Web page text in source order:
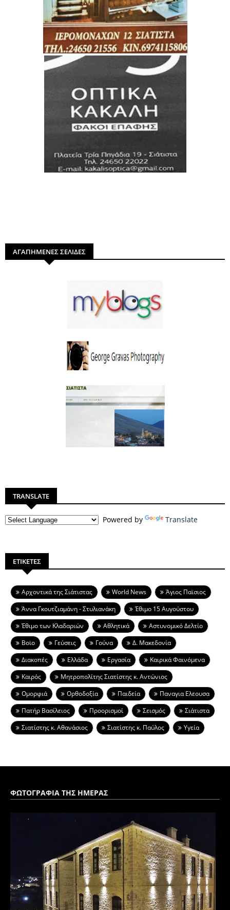
ΑΓΑΠΗΜΕΝΕΣ ΣΕΛΙΔΕΣ
TRANSLATE
Powered by Translate
ΕΤΙΚΕΤΕΣ
Aρχοντικά της Σιάτιστας World News
Άγιος Παϊσιος
Άννα Γκουτζιαμάνη - Στυλιανάκη
Έθιμο 15 Αυγούστου
Έθιμο των Κλαδαριών
Αθλητικά
Αστυνομικό Δελτίο
Βοϊο
Γεύσεις Γούνα
Δ. Μακεδονία
Διακοπές
Ελλάδα Εργασία
Καιρικά Φαινόμενα
Καιρός
Μητροπολίτης Σιατίστης κ. Αντώνιος
Ομορφιά
Ορθοδοξία Παιδεία
Παναγια Ελεουσα
Πατήρ Βασίλειος
Προορισμοί Σεισμός
Σιάτιστα
Σιατίστης κ. Αθανάσιος
Σιατίστης κ. Παύλος Υγεία
ΦΩΤΟΓΡΑΦΙΑ ΤΗΣ ΗΜΕΡΑΣ